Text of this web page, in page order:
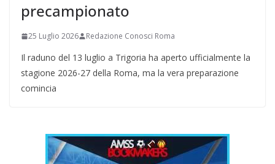
precampionato
25 Luglio 2026 Redazione Conosci Roma
Il raduno del 13 luglio a Trigoria ha aperto ufficialmente la
stagione 2026-27 della Roma, ma la vera preparazione
comincia